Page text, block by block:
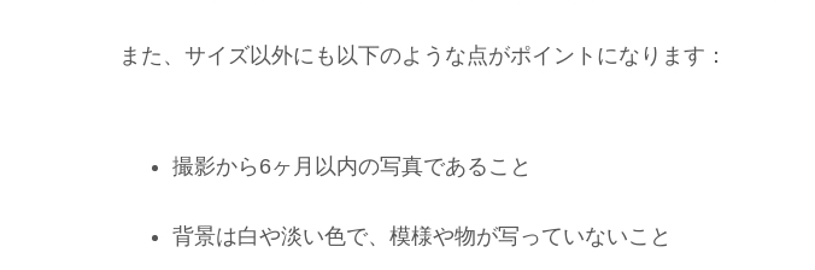
また、サイズ以外にも以下のような点がポイントになります：
撮影から6ヶ月以内の写真であること
背景は白や淡い色で、模様や物が写っていないこと